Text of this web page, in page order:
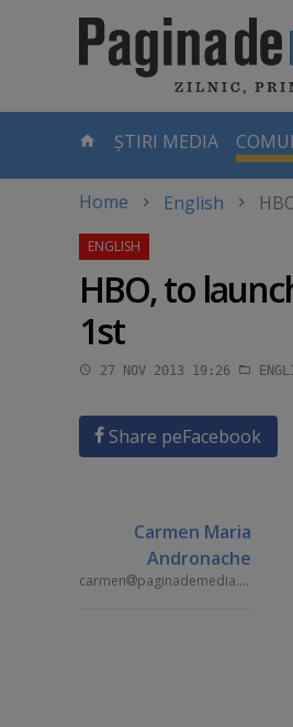
CURENTĂ
ȘTIRI MEDIA
Home English
HBO, to
1st
27 NOV 2013 19:26
Share peFacebook
Carmen Maria
Andronache
carmen paginademedia.ro